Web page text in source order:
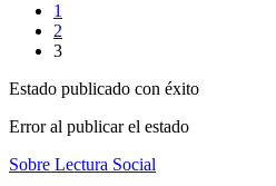
1
2
3
Estado publicado con éxito
Error al publicar el estado
Sobre Lectura Social